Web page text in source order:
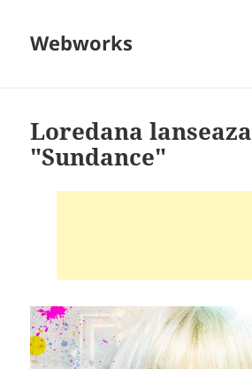
Webworks
Loredana lanseaza
"Sundance"